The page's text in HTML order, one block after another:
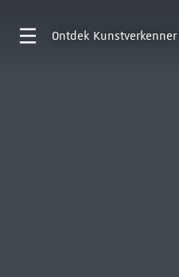
Ontdek Kunstverkenner